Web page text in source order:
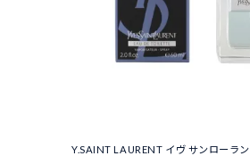
Y.SAINT LAURENT イヴ サンローラン